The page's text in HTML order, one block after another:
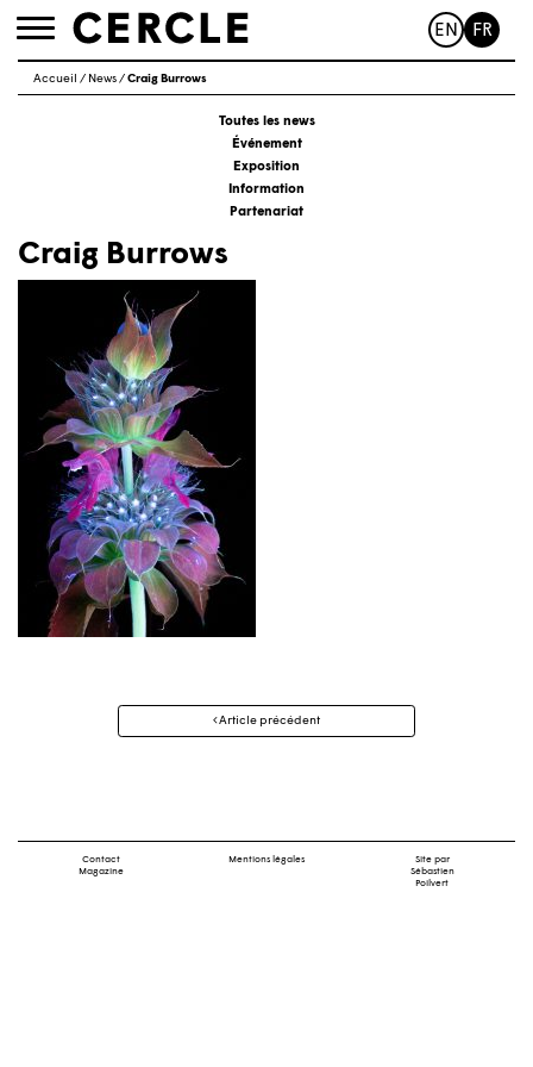
Toggle
EN FR
Accueil / News/Craig Burrows
Toutes les news
Événement
Exposition
Information
Partenariat
Craig Burrows
Navigation
Article précédent
Contact
Magazine
Mentions légales
Site par
Sébastien
Poilvert